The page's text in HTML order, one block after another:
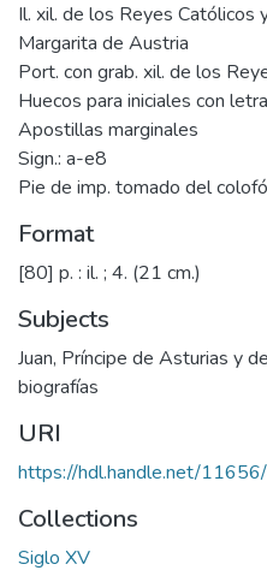
Il. xil. de los Reyes Católicos
Margarita de Austria
Port. con grab. xil. de los
Huecos para iniciales con
Apostillas marginales
Sign.: a-e8
Pie de imp. tomado del
Format
[80] p. : il. ; 4. (21 cm.)
Subjects
Juan, Príncipe de Asturias y
biografías
URI
https://hdl.handle.net/
Collections
Siglo XV